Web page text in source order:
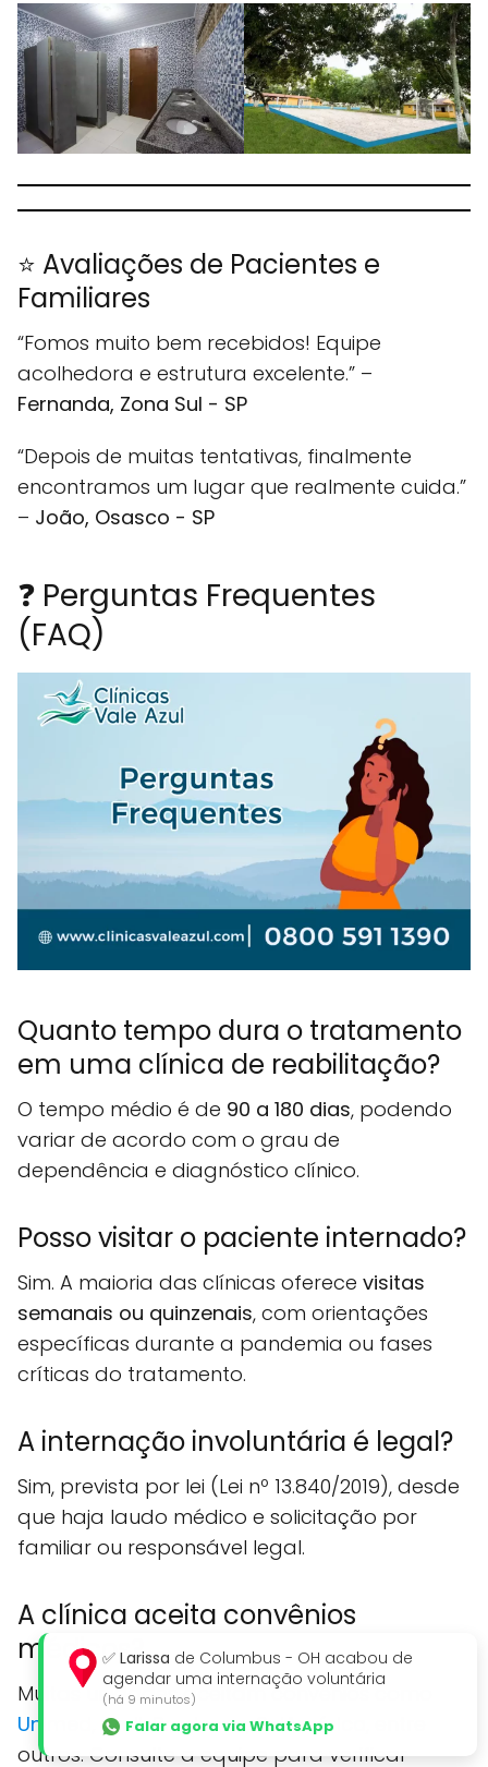
⭐ Avaliações de Pacientes e
Familiares
“Fomos muito bem recebidos! Equipe
acolhedora e estrutura excelente.” –
Fernanda, Zona Sul - SP
“Depois de muitas tentativas, finalmente
encontramos um lugar que realmente cuida.”
– João, Osasco - SP
❓ Perguntas Frequentes
(FAQ)
Quanto tempo dura o tratamento
em uma clínica de reabilitação?
O tempo médio é de 90 a 180 dias, podendo
variar de acordo com o grau de
dependência e diagnóstico clínico.
Posso visitar o paciente internado?
Sim. A maioria das clínicas oferece visitas
semanais ou quinzenais, com orientações
específicas durante a pandemia ou fases
críticas do tratamento.
A internação involuntária é legal?
Sim, prevista por lei (Lei nº 13.840/2019), desde
que haja laudo médico e solicitação por
familiar ou responsável legal.
A clínica aceita convênios
médicos?
Muitas unidades aceitam convênios como
Unimed
Amil,Bradesco,SulAmérica
outros. Consulte a equipe para verificar
✅ Larissa de Columbus - OH acabou de
agendar uma internação voluntária
(há 9 minutos)
Falar agora via WhatsApp